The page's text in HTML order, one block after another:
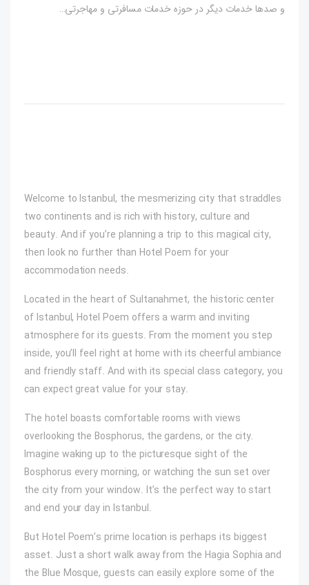
و صدها خدمات دیگر در حوزه خدمات مسافرتی و مهاجرتی…
Welcome to Istanbul, the mesmerizing city that straddles
two continents and is rich with history, culture and
beauty. And if you’re planning a trip to this magical city,
then look no further than Hotel Poem for your
accommodation needs.
Located in the heart of Sultanahmet, the historic center
of Istanbul, Hotel Poem offers a warm and inviting
atmosphere for its guests. From the moment you step
inside, you’ll feel right at home with its cheerful ambiance
and friendly staff. And with its special class category, you
can expect great value for your stay.
The hotel boasts comfortable rooms with views
overlooking the Bosphorus, the gardens, or the city.
Imagine waking up to the picturesque sight of the
Bosphorus every morning, or watching the sun set over
the city from your window. It’s the perfect way to start
and end your day in Istanbul.
But Hotel Poem’s prime location is perhaps its biggest
asset. Just a short walk away from the Hagia Sophia and
the Blue Mosque, guests can easily explore some of the